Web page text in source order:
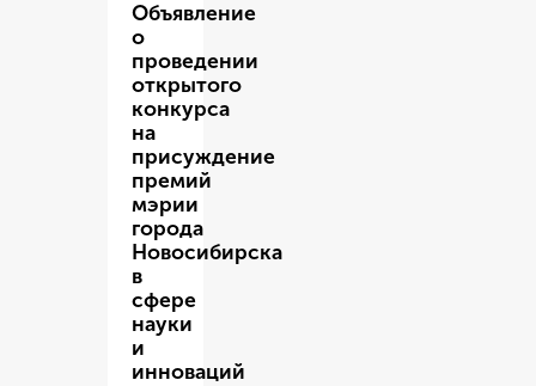
Объявление
о
проведении
открытого
конкурса
на
присуждение
премий
мэрии
города
Новосибирска
в
сфере
науки
и
инноваций